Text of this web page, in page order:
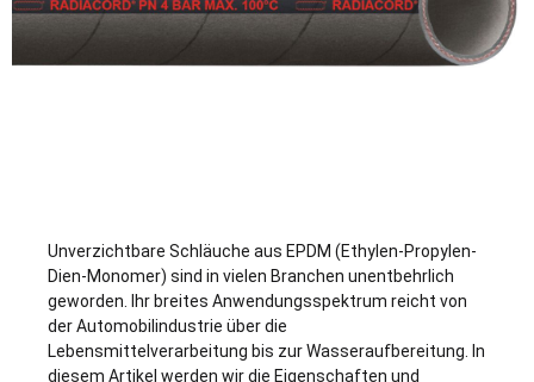
Unverzichtbare Schläuche aus EPDM (Ethylen-Propylen-
Dien-Monomer) sind in vielen Branchen unentbehrlich
geworden. Ihr breites Anwendungsspektrum reicht von
der Automobilindustrie über die
Lebensmittelverarbeitung bis zur Wasseraufbereitung. In
diesem Artikel werden wir die Eigenschaften und